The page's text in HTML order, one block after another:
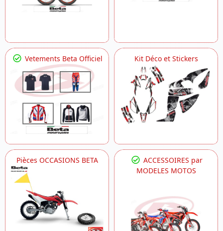
Vetements Beta Officiel Kit Déco et Stickers
Pièces OCCASIONS BETA
ACCESSOIRES par
MODELES MOTOS